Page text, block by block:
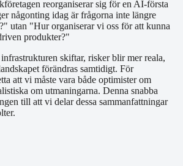
reorganiserar sig för en AI-första
någonting idag är frågorna inte längre
utan "Hur organiserar vi oss för att kunna
produkter?"
skiftar, risker blir mer reala,
förändras samtidigt. För
att vi måste vara både optimister om
om utmaningarna. Denna snabba
till att vi delar dessa sammanfattningar